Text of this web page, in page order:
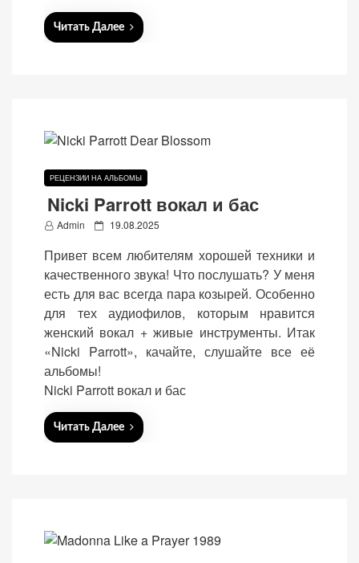
Читать Далее
РЕЦЕНЗИИ НА АЛЬБОМЫ
Nicki Parrott вокал и бас
Admin
P
s
t
e
o
n
19.08.2025
Привет всем любителям хорошей техники и
качественного звука! Что послушать? У меня
есть для вас всегда пара козырей. Особенно
для тех аудиофилов, которым нравится
женский вокал + живые инструменты. Итак
«Nicki Parrott», качайте, слушайте все её
альбомы!
Nicki Parrott вокал и бас
Читать Далее